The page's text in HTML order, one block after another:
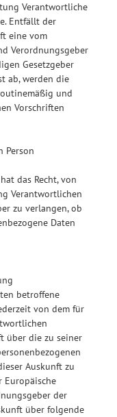
Verantwortliche
Entfällt der
eine vom
Verordnungsgeber
Gesetzgeber
ab, werden die
und
Vorschriften
Person
das Recht, von
Verantwortlichen
zu verlangen, ob
Daten
betroffene
von dem für
über die zu seiner
Auskunft zu
Europäische
der
über folgende